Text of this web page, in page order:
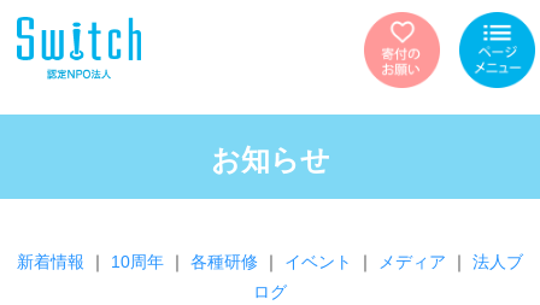
お知らせ
新着情報 ｜ 10周年｜ 各種研修｜ イベント ｜ メディア ｜ 法人ブ
ログ